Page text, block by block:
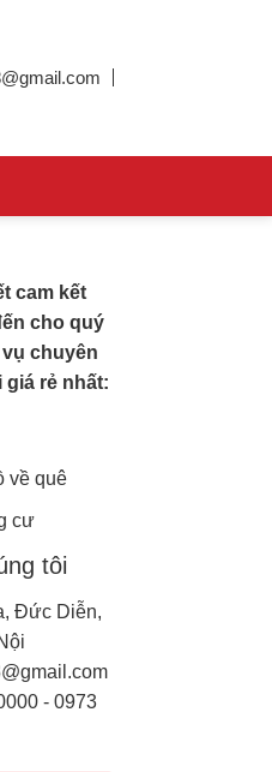
cam kết
cho quý
chuyên
giá rẻ nhất:
về quê
cư
tôi
Đức Diễn,
- 0973